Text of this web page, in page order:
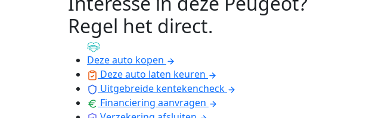
Regel het direct.
Deze auto kopen
Deze auto laten keuren
Uitgebreide kentekencheck
Financiering aanvragen